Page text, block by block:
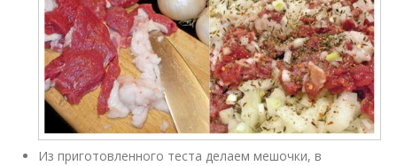
Из приготовленного теста делаем мешочки, в